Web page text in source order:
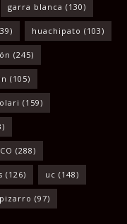
garra blanca (130)
huachipato (103)
(245)
(105)
(159)
(288)
(126) uc (148)
(97)